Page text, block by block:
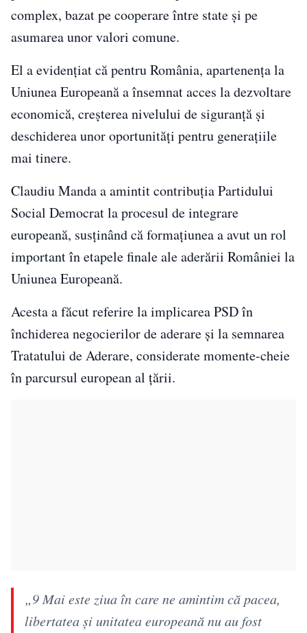
complex, bazat pe cooperare între state și pe
asumarea unor valori comune.
El a evidențiat că pentru România, apartenența la
Uniunea Europeană a însemnat acces la dezvoltare
economică, creșterea nivelului de siguranță și
deschiderea unor oportunități pentru generațiile
mai tinere.
Claudiu Manda a amintit contribuția Partidului
Social Democrat la procesul de integrare
europeană, susținând că formațiunea a avut un rol
important în etapele finale ale aderării României la
Uniunea Europeană.
Acesta a făcut referire la implicarea PSD în
închiderea negocierilor de aderare și la semnarea
Tratatului de Aderare, considerate momente-cheie
în parcursul european al țării.
„9 Mai este ziua în care ne amintim că pacea,
libertatea și unitatea europeană nu au fost